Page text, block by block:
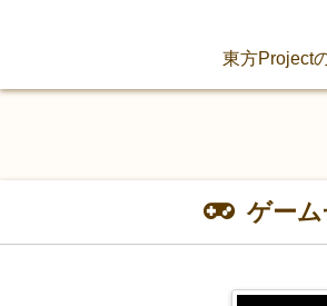
東方Project
ゲー